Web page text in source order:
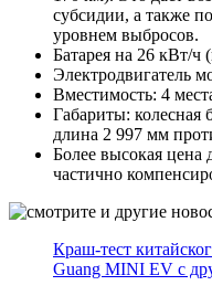
субсидии, а также
уровнем выбросов.
Батарея на 26 кВт/ч
Электродвигатель
Вместимость: 4
Габариты: колесная
длина 2 997 мм
Более высокая цена
частично
Краш-тест
Guang MINI EV с